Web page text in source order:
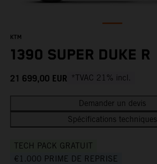
KTM
1390 SUPER DUKE R
21 699,00 EUR *TVAC 21% incl.
Demander un devis
Spécifications techniques
TECH PACK GRATUIT
€1.000 PRIME DE REPRISE